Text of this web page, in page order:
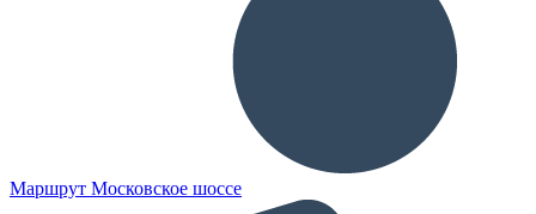
Маршрут Московское шоссе